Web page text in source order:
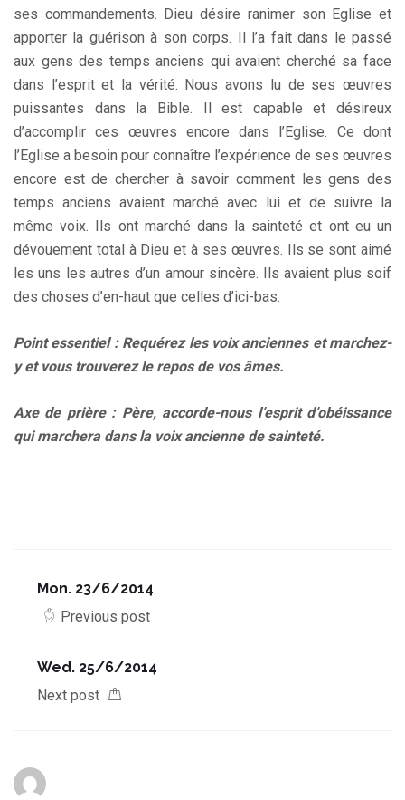
ses commandements. Dieu désire ranimer son Eglise et
apporter la guérison à son corps. Il l’a fait dans le passé
aux gens des temps anciens qui avaient cherché sa face
dans l’esprit et la vérité. Nous avons lu de ses œuvres
puissantes dans la Bible. Il est capable et désireux
d’accomplir ces œuvres encore dans l’Eglise. Ce dont
l’Eglise a besoin pour connaître l’expérience de ses œuvres
encore est de chercher à savoir comment les gens des
temps anciens avaient marché avec lui et de suivre la
même voix. Ils ont marché dans la sainteté et ont eu un
dévouement total à Dieu et à ses œuvres. Ils se sont aimé
les uns les autres d’un amour sincère. Ils avaient plus soif
des choses d’en-haut que celles d’ici-bas.
Point essentiel : Requérez les voix anciennes et marchez-
y et vous trouverez le repos de vos âmes.
Axe de prière : Père, accorde-nous l’esprit d’obéissance
qui marchera dans la voix ancienne de sainteté.
Mon. 23/6/2014
Previous post
Wed. 25/6/2014
Next post